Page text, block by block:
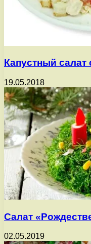
Капустный салат
19.05.2018
Салат
02.05.2019